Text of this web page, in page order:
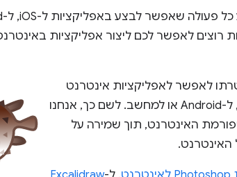
רוצים לאפשר לכם ליצור אפליקציות
לאפשר לאפליקציות אינטרנט
לבצע כל פעולה שאפשר לבצע באפליקציות ל-iOS, ל-Android או למחשב. לשם כך, אנחנו
האינטרנט, תוך שמירה על
האינטרנט.